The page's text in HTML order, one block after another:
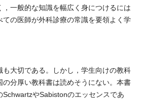
一般的な知識を幅広く身につけるには
の医師が外科診療の常識を要領よく学
大切である。しかし，学生向けの教科
分厚い教科書は読めそうにない。本書
SchwartzやSabistonのエッセンスであ